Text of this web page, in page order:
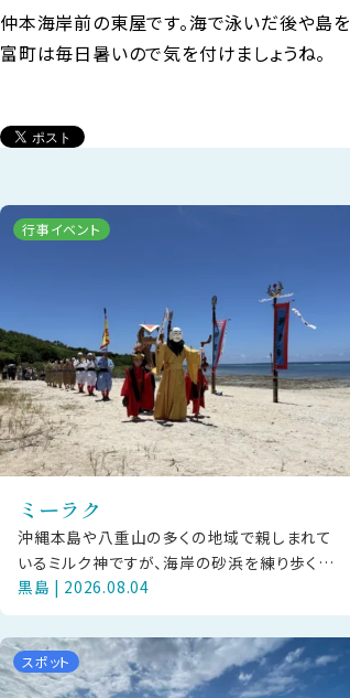
仲本海岸前の東屋です。海で泳いだ後や島
富町は毎日暑いので気を付けましょうね。
行事イベント
ミーラク
沖縄本島や八重山の多くの地域で親しまれて
いるミルク神ですが、海岸の砂浜を練り歩くの
は黒島の豊年祭ならではの珍しい光景です。黒
島では「ミーラク」と呼び、豊年祭プロ
黒島 | 2026.08.04
スポット